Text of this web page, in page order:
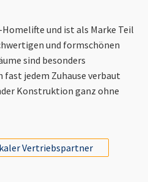
und ist als Marke Teil
und formschönen
sind besonders
jedem Zuhause verbaut
Konstruktion ganz ohne
Vertriebspartner